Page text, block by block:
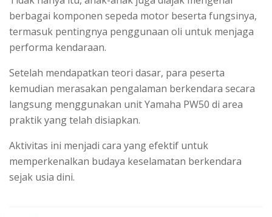
berbagai komponen sepeda motor beserta fungsinya,
termasuk pentingnya penggunaan oli untuk menjaga
performa kendaraan.
Setelah mendapatkan teori dasar, para peserta
kemudian merasakan pengalaman berkendara secara
langsung menggunakan unit Yamaha PW50 di area
praktik yang telah disiapkan.
Aktivitas ini menjadi cara yang efektif untuk
memperkenalkan budaya keselamatan berkendara
sejak usia dini.